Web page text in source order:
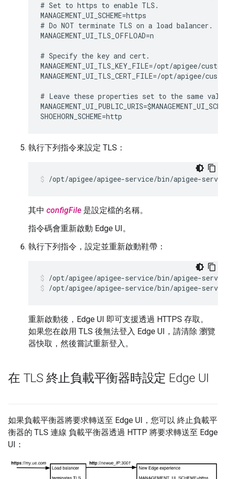
# Set to https to enable TLS.
MANAGEMENT_UI_SCHEME=https
# Do NOT terminate TLS on a load balancer.
MANAGEMENT_UI_TLS_OFFLOAD=n
# Specify the key and cert.
MANAGEMENT_UI_TLS_KEY_FILE=/opt/apigee/
MANAGEMENT_UI_TLS_CERT_FILE=/opt/apigee/
# Leave these properties set to the same
SHOEHORN_SCHEME=http
執行下列指令來設定 TLS：
/opt/apigee/apigee-service/bin/apigee-
其中 configFile 是設定檔的名稱。
指令碼會重新啟動 Edge UI。
執行下列指令，設定並重新啟動鞋帶：
/opt/apigee/apigee-service/bin/apigee-
/opt/apigee/apigee-service/bin/apigee-
重新啟動後，Edge UI 即可支援透過 HTTPS 存取。
如果您在啟用 TLS 後無法登入 Edge UI，請清除 瀏覽
器快取，然後嘗試重新登入。
在 TLS 終止負載平衡器時設定 Edge UI
如果負載平衡器將要求轉送至 Edge UI，您可以 終止負載平
衡器的 TLS 連線 負載平衡器透過 HTTP 將要求轉送至 Edge
UI：